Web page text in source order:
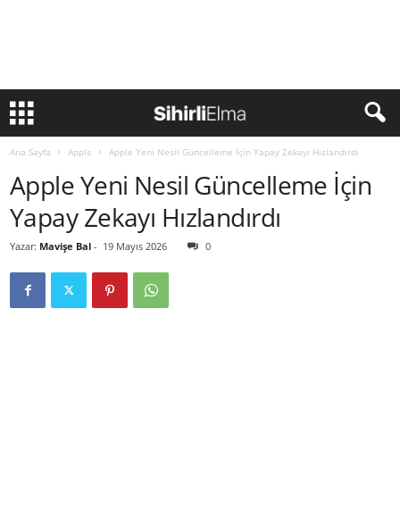
Ana Sayfa Apple Apple Yeni Nesil Güncelleme İçin Yapay Zekayı Hızlandırdı
Apple Yeni Nesil Güncelleme İçin
Yapay Zekayı Hızlandırdı
Yazar: Mavişe Bal - 19 Mayıs 2026 0